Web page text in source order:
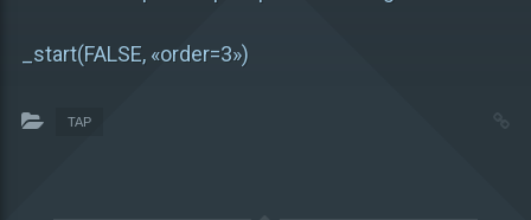
_start(FALSE, «order=3»)
TAP